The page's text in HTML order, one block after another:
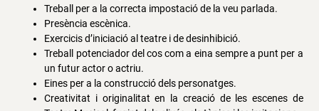
Treball per a la correcta impostació de la veu parlada.
Presència escènica.
Exercicis d’iniciació al teatre i de desinhibició.
Treball potenciador del cos com a eina sempre a punt per a
un futur actor o actriu.
Eines per a la construcció dels personatges.
Creativitat i originalitat en la creació de les escenes de